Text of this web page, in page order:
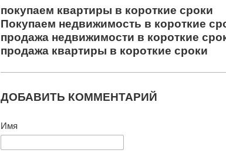
покупаем квартиры в короткие сроки
Покупаем недвижимость в короткие
продажа недвижимости в короткие
продажа квартиры в короткие сроки
ДОБАВИТЬ КОММЕНТАРИЙ
Имя